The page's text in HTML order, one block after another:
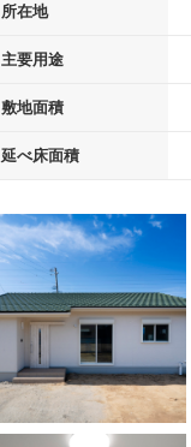
所在地
主要用途
敷地面積
延べ床面積